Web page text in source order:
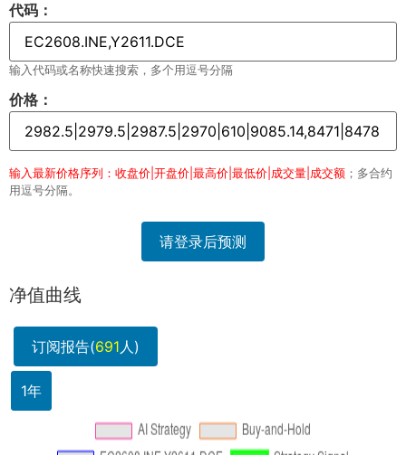
代码：
输入代码或名称快速搜索，多个用逗号分隔
价格：
输入最新价格序列：收盘价|开盘价|最高价|最低价|成交量|成交额 ；多合约
用逗号分隔。
请登录后预测
净值曲线
订阅报告(691人)
1年